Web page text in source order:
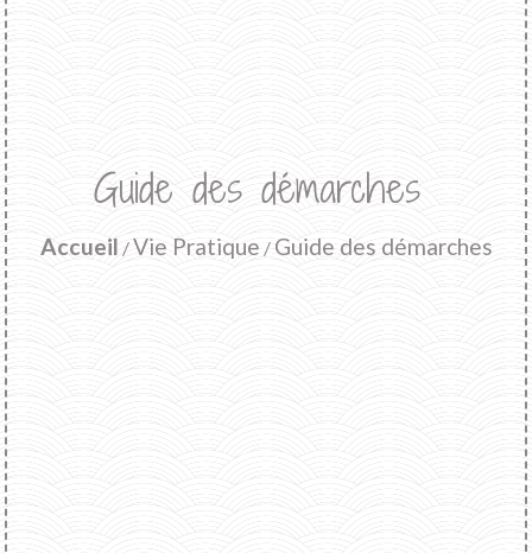
Guide des démarches
Accueil /Vie Pratique / Guide des démarches